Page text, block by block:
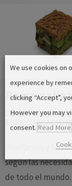
CONSTRUIDO A
Diseñamos y
según las
de todo el
We use cookies on
experience by
clicking “Accept”,
However you may
consent. Read More